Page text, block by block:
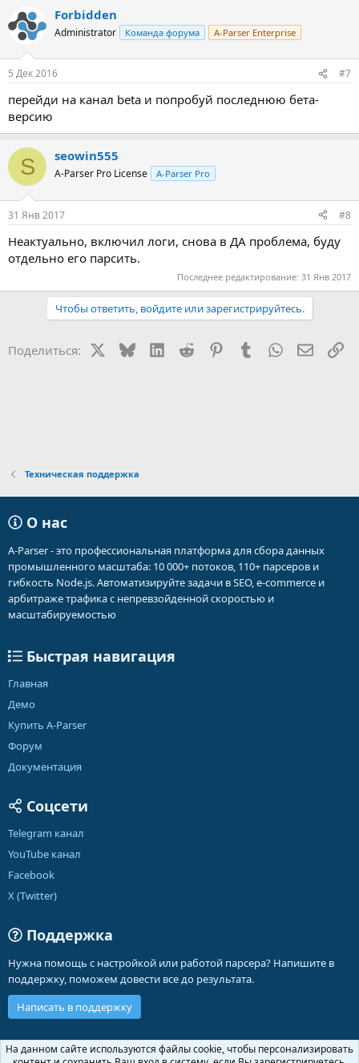
Forbidden
Administrator Команда форума A-Parser Enterprise
5 Дек 2016 #7
перейди на канал beta и попробуй последнюю бета-
версию
S seowin555
A-Parser Pro License A-Parser Pro
31 Янв 2017 #8
Неактуально, включил логи, снова в ДА проблема, буду
отдельно его парсить.
Последнее редактирование: 31 Янв 2017
Чтобы ответить, войдите или зарегистрируйтесь.
Поделиться: BlueskyLinkedIn
Reddit PinterestTumblr WhatsApp
Техническая поддержка
О нас
A-Parser - это профессиональная платформа для сбора данных
промышленного масштаба: 10 000+ потоков, 110+ парсеров и
гибкость Node.js. Автоматизируйте задачи в SEO, e-commerce и
арбитраже трафика с непревзойденной скоростью и
масштабируемостью
Быстрая навигация
Главная
Демо
Купить A-Parser
Форум
Документация
Соцсети
Telegram канал
YouTube канал
Facebook
X (Twitter)
Поддержка
Нужна помощь с настройкой или работой парсера? Напишите в
поддержку, поможем довести все до результата.
Написать в поддержку
Russian (RU)
На данном сайте используются файлы cookie, чтобы персонализировать